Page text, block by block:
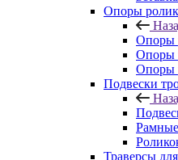
Опоры
Опоры
Опоры
Опоры
Подвески
Траверсы